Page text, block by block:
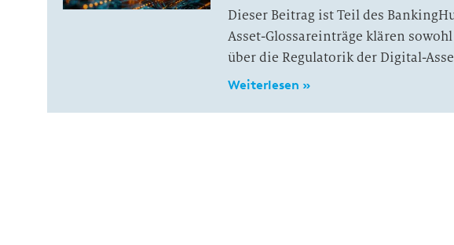
Dieser Beitrag ist Teil des
Asset-Glossareinträge klären
über die Regulatorik der Digital-
Weiterlesen »